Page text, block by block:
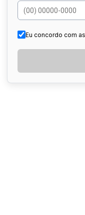
Eu concordo com as